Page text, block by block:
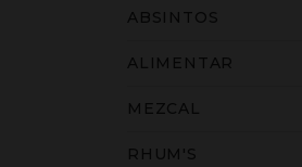
ABSINTOS
ALIMENTAR
MEZCAL
RHUM'S